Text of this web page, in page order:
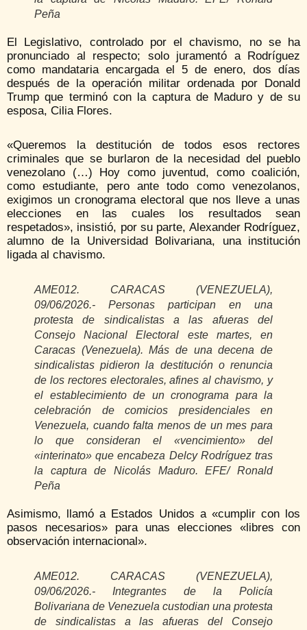
Peña
El Legislativo, controlado por el chavismo, no se ha
pronunciado al respecto; solo juramentó a Rodríguez
como mandataria encargada el 5 de enero, dos días
después de la operación militar ordenada por Donald
Trump que terminó con la captura de Maduro y de su
esposa, Cilia Flores.
«Queremos la destitución de todos esos rectores
criminales que se burlaron de la necesidad del pueblo
venezolano (…) Hoy como juventud, como coalición,
como estudiante, pero ante todo como venezolanos,
exigimos un cronograma electoral que nos lleve a unas
elecciones en las cuales los resultados sean
respetados», insistió, por su parte, Alexander Rodríguez,
alumno de la Universidad Bolivariana, una institución
ligada al chavismo.
AME012. CARACAS (VENEZUELA),
09/06/2026.- Personas participan en una
protesta de sindicalistas a las afueras del
Consejo Nacional Electoral este martes, en
Caracas (Venezuela). Más de una decena de
sindicalistas pidieron la destitución o renuncia
de los rectores electorales, afines al chavismo, y
el establecimiento de un cronograma para la
celebración de comicios presidenciales en
Venezuela, cuando falta menos de un mes para
lo que consideran el «vencimiento» del
«interinato» que encabeza Delcy Rodríguez tras
la captura de Nicolás Maduro. EFE/ Ronald
Peña
Asimismo, llamó a Estados Unidos a «cumplir con los
pasos necesarios» para unas elecciones «libres con
observación internacional».
AME012. CARACAS (VENEZUELA),
09/06/2026.- Integrantes de la Policía
Bolivariana de Venezuela custodian una protesta
de sindicalistas a las afueras del Consejo